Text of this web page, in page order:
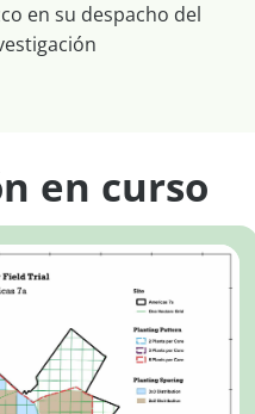
en su despacho del
en curso